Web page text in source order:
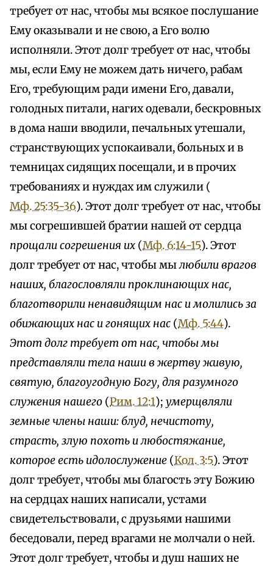
требует от нас, чтобы мы всякое послушание
Ему оказывали и не свою, а Его волю
исполняли. Этот долг требует от нас, чтобы
мы, если Ему не можем дать ничего, рабам
Его, требующим ради имени Его, давали,
голодных питали, нагих одевали, бескровных
в дома наши вводили, печальных утешали,
странствующих успокаивали, больных и в
темницах сидящих посещали, и в прочих
требованиях и нуждах им служили (
Мф. 25:35-36). Этот долг требует от нас, чтобы
мы согрешившей братии нашей от сердца
прощали согрешения их (Мф. 6:14-15). Этот
долг требует от нас, чтобы мылюбили врагов
наших, благословляли проклинающих нас,
благотворили ненавидящим нас и молились за
обижающих нас и гонящих нас (Мф. 5:44).
Этот долг требует от нас, чтобы мы
представляли тела наши в жертву живую,
святую, благоугодную Богу, для разумного
служения нашего (Рим. 12:1); умерщвляли
земные члены наши: блуд, нечистоту,
страсть, злую похоть и любостяжание,
которое есть идолослужение (Кол. 3:5). Этот
долг требует, чтобы мы благость эту Божию
на сердцах наших написали, устами
свидетельствовали, с друзьями нашими
беседовали, перед врагами не молчали о ней.
Этот долг требует, чтобы и душ наших не